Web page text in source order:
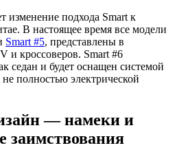
изменение подхода Smart к
В настоящее время все модели
Smart #5, представлены в
и кроссоверов. Smart #6
седан и будет оснащен системой
полностью электрической
— намеки и
заимствования